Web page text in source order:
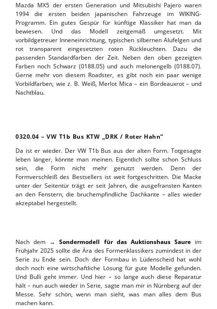
Mazda MX5 der ersten Generation und Mitsubishi Pajero waren
1994 die ersten beiden japanischen Fahrzeuge im WIKING-
Programm. Ein gutes Gespür für künftige Klassiker hat man da
bewiesen. Und das Modell zeitgemäß umgesetzt. Mit
vorbildgetreuer Inneneinrichtung, typischen silbernen Alufelgen und
rot transparent eingesetzten roten Rückleuchten. Dazu die
passenden Standardfarben der Zeit. Neben den oben gezeigten
Farben noch Schwarz (0188.05) und auch melonengelb (0188.07).
Gerne mehr von diesem Roadster, es gibt noch ein paar wenige
Vorbildfarben, wie z. B. Weiß, Merlot Mica – ein Bordeauxrot – und
Nachtblau.
0320.04 – VW T1b Bus KTW „DRK / Roter Hahn“
Da ist er wieder. Der VW T1b Bus aus der alten Form. Totgesagte
leben länger, könnte man meinen. Eigentlich sollte schon Schluss
sein, die Form nicht mehr genutzt werden. Denn der
Formverschleiß des Bestsellers ist weit fortgeschritten. Die Macke
unter der Seitentür trägt er seit Jahren, die ausgefransten Kanten
an den Fenstern, die bruchempfindliche Dachkante – alles wieder
akzeptabel hergestellt.
Nach dem →Sondermodell für das Auktionshaus Saureim
Frühjahr 2025 sollte die Ära des Formenklassikers zumindest in der
Serie zu Ende sein. Doch der Formbau in Lüdenscheid hat wohl
doch noch eine wirtschaftliche Lösung für gute Modelle gefunden.
Und Bulli geht immer. Und hier – so lange auch diese Reparatur
hält – nun auch wieder in Serie, sagte man mir in Nürnberg auf der
Messe. Sehr schön, wenn man sieht, was man alles dem Bus
machen kann.